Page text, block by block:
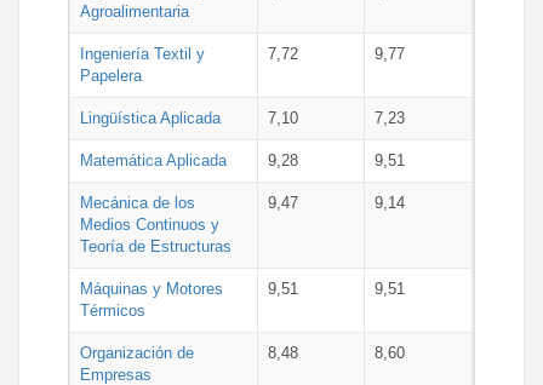
Agroalimentaria
Ingeniería Textil y
Papelera
7,72 9,77
Lingüística Aplicada 7,10 7,23
Matemática Aplicada 9,28 9,51
Mecánica de los
Medios Continuos y
Teoría de Estructuras
9,47 9,14
Máquinas y Motores
Térmicos
9,51 9,51
Organización de
Empresas
8,48 8,60